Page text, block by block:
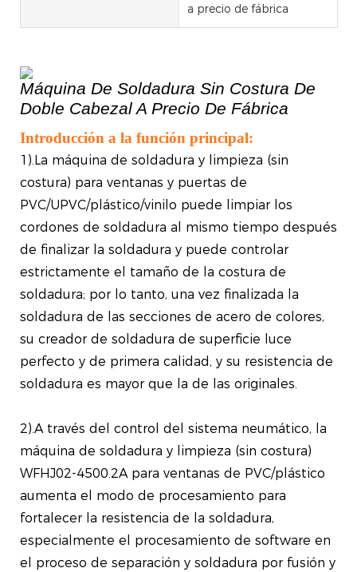
a precio de fábrica
Máquina De Soldadura Sin Costura De
Doble Cabezal A Precio De Fábrica
Introducción a la función principal:
1).La máquina de soldadura y limpieza (sin
costura) para ventanas y puertas de
PVC/UPVC/plástico/vinilo puede limpiar los
cordones de soldadura al mismo tiempo después
de finalizar la soldadura y puede controlar
estrictamente el tamaño de la costura de
soldadura; por lo tanto, una vez finalizada la
soldadura de las secciones de acero de colores,
su creador de soldadura de superficie luce
perfecto y de primera calidad, y su resistencia de
soldadura es mayor que la de las originales.
2).A través del control del sistema neumático, la
máquina de soldadura y limpieza (sin costura)
WFHJ02-4500.2A para ventanas de PVC/plástico
aumenta el modo de procesamiento para
fortalecer la resistencia de la soldadura,
especialmente el procesamiento de software en
el proceso de separación y soldadura por fusión y